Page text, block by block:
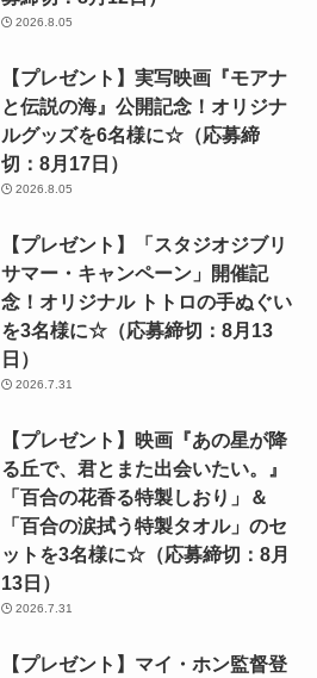
2026.8.05
【プレゼント】実写映画『モアナ
と伝説の海』公開記念！オリジナ
ルグッズを6名様に☆（応募締
切：8月17日）
2026.8.05
【プレゼント】「スタジオジブリ
サマー・キャンペーン」開催記
念！オリジナル トトロの手ぬぐい
を3名様に☆（応募締切：8月13
日）
2026.7.31
【プレゼント】映画『あの星が降
る丘で、君とまた出会いたい。』
「百合の花香る特製しおり」＆
「百合の涙拭う特製タオル」のセ
ットを3名様に☆（応募締切：8月
13日）
2026.7.31
【プレゼント】マイ・ホン監督登